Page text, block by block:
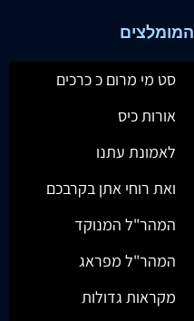
המומלצים
סט מי מרום כ כרכים
אורות כיס
לאמונת עתנו
ואת רוחי אתן בקרבכם
המהר"ל המנוקד
המהר"ל מפראג
מקראות גדולות